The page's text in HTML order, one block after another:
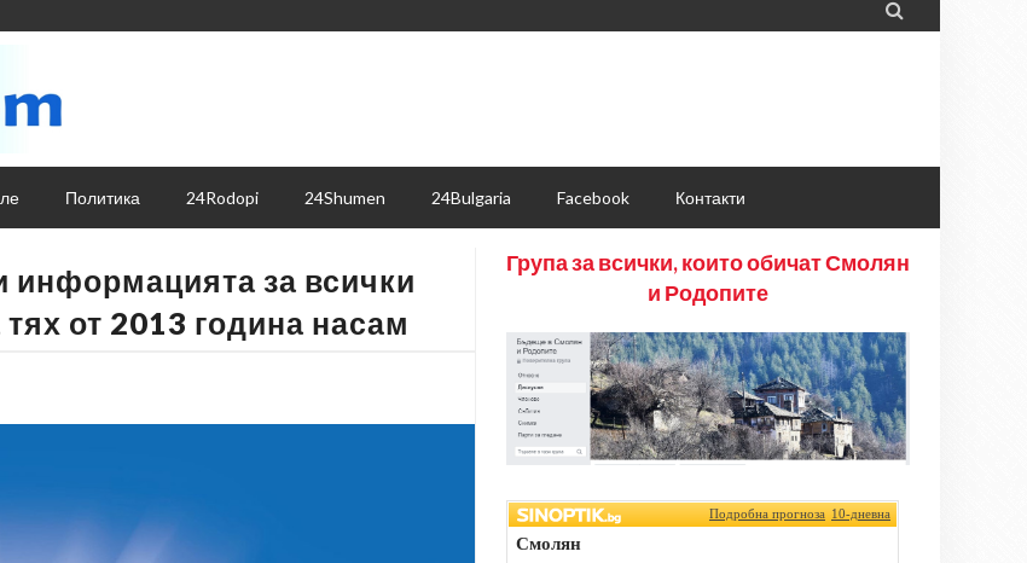

Политика 24Rodopi 24Shumen 24Bulgaria Facebook Контакти
за всички
от 2013 година насам
Група за всички, които обичат Смолян
и Родопите